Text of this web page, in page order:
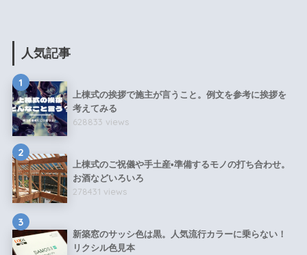
人気記事
1
上棟式の挨拶で施主が言うこと。例文を参考に挨拶を
考えてみる
628833 views
2
上棟式のご祝儀や手土産•準備するモノの打ち合わせ。
お酒などいろいろ
278431 views
3
新築窓のサッシ色は黒。人気流行カラーに乗らない！
リクシル色見本